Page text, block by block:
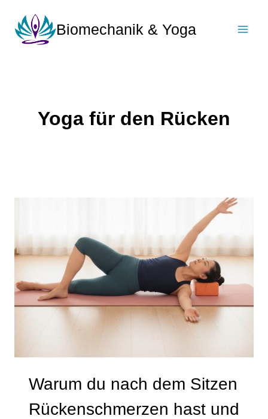
Inhalt
springen
Biomechanik & Yoga
Yoga für den Rücken
Warum du nach dem Sitzen
Rückenschmerzen hast und